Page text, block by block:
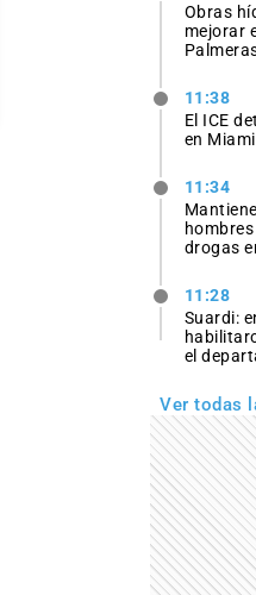
Obras
mejorar
11:38
El ICE
en
11:34
drogas
11:28
Suardi:
el
Ver todas